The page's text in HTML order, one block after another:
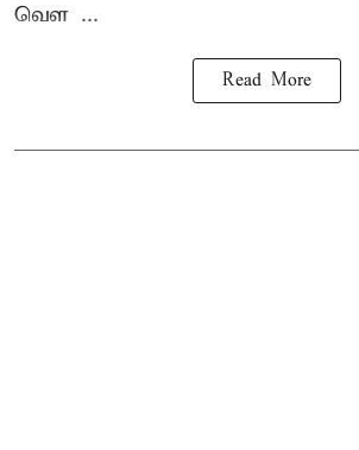
வெள ...
Read More